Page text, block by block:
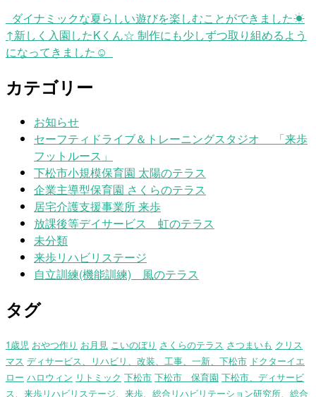
ダイナミックな夏らしい遊びを楽しむことができました☀
↑新しく入園したKくん☆ 制作にも少しずつ取り組めるよう
になってきました☺
カテゴリー
お知らせ
セーフティドライブ＆トレーニングスタジオ 「来歩
フットルース」
下松市小規模保育園 太陽のテラス
企業主導型保育園 さくらのテラス
居宅介護支援事業所 来歩
放課後等デイサービス 虹のテラス
未分類
来歩リハビリステージ
自立訓練(機能訓練) 風のテラス
タグ
1歳児 おやつ作り お月見 こいのぼり さくらのテラス さつまいも クリス
マス ディサービス、リハビリ、改装、工事、一新、下松市 ドクターイエ
ロー ハロウィン リトミック 下松市 下松市 保育園 下松市、ディサービ
ス、来歩リハビリステージ、来歩、総合リハビリテーション研究所、総合